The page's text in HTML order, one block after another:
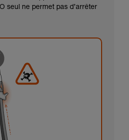
seul ne permet pas d’arrêter